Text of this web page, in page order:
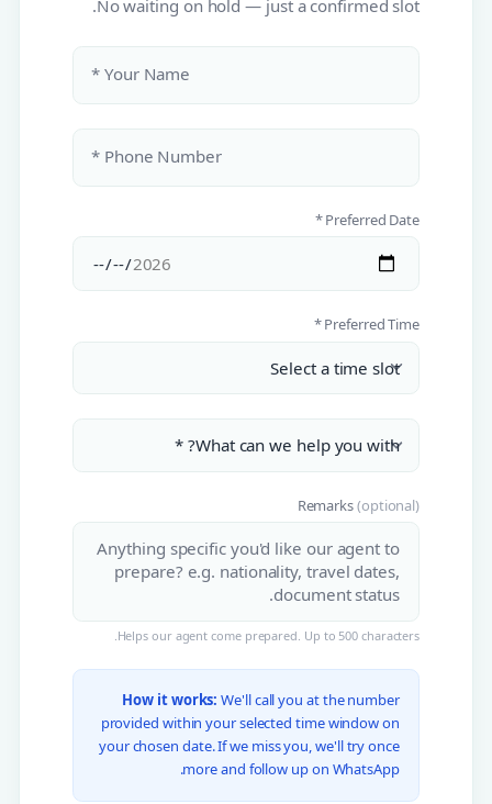
No waiting on hold — just a confirmed slot.
Your Name *
Phone Number *
Preferred Date *
Preferred Time *
Remarks(optional)
Helps our agent come prepared. Up to 500 characters.
How it works: We'll call you at the number
provided within your selected time window on
your chosen date. If we miss you, we'll try once
more and follow up on WhatsApp.